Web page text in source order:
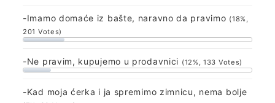
-Imamo domaće iz bašte, naravno da pravimo (18%,
201 Votes)
-Ne pravim, kupujemo u prodavnici (12%, 133 Votes)
-Kad moja ćerka i ja spremimo zimnicu, nema bolje